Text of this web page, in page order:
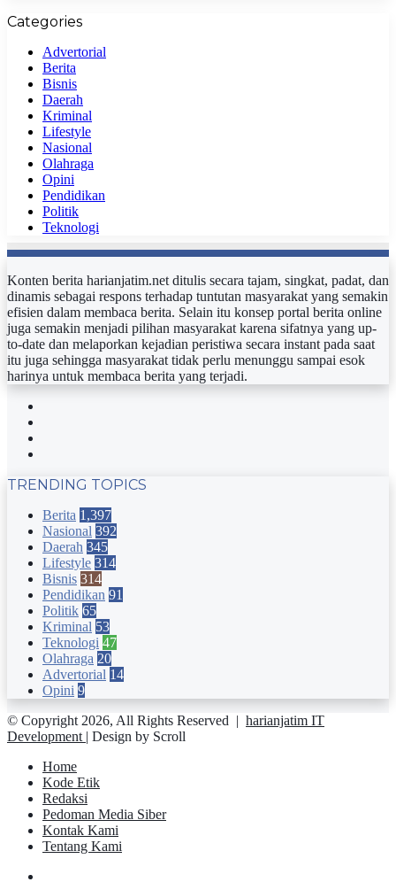
Categories
Advertorial
Berita
Bisnis
Daerah
Kriminal
Lifestyle
Nasional
Olahraga
Opini
Pendidikan
Politik
Teknologi
Konten berita harianjatim.net ditulis secara tajam, singkat, padat, dan
dinamis sebagai respons terhadap tuntutan masyarakat yang semakin
efisien dalam membaca berita. Selain itu konsep portal berita online
juga semakin menjadi pilihan masyarakat karena sifatnya yang up-
to-date dan melaporkan kejadian peristiwa secara instant pada saat
itu juga sehingga masyarakat tidak perlu menunggu sampai esok
harinya untuk membaca berita yang terjadi.
TRENDING TOPICS
Berita 1,397
Nasional 392
Daerah 345
Lifestyle 314
Bisnis 314
Pendidikan 91
Politik 65
Kriminal 53
Teknologi 47
Olahraga 20
Advertorial 14
Opini 9
© Copyright 2026, All Rights Reserved | harianjatim IT
Development | Design by Scroll
Home
Kode Etik
Redaksi
Pedoman Media Siber
Kontak Kami
Tentang Kami